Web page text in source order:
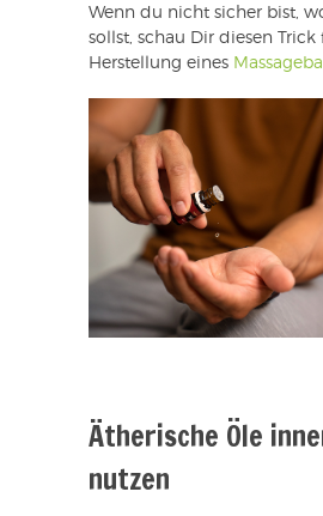
Wenn du nicht sicher bist,
sollst, schau Dir diesen Trick
Herstellung eines
Ätherische Öle
nutzen